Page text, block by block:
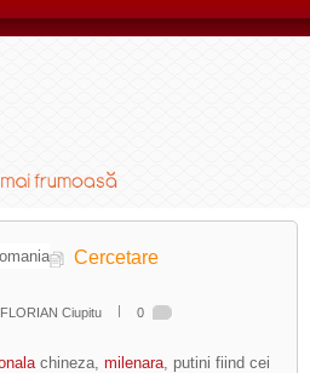
Cercetare
Ciupitu 0
chineza, milenara, putini fiind cei